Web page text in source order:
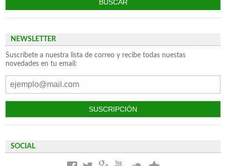
NEWSLETTER
Suscríbete a nuestra lista de correo y recibe todas nuestas
novedades en tu email:
SOCIAL